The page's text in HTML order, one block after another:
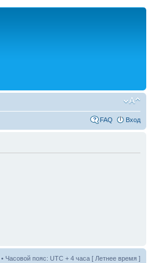
FAQ Вход
• Часовой пояс: UTC + 4 часа [ Летнее время ]